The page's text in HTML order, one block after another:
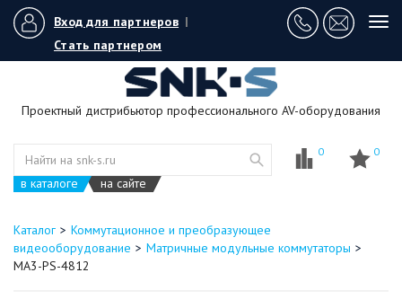
Вход для партнеров |
Стать партнером
Проектный дистрибьютор профессионального AV-оборудования
в каталоге на сайте
0 0
Каталог
Коммутационное и преобразующее
видеооборудование
Матричные модульные коммутаторы
MA3-PS-4812